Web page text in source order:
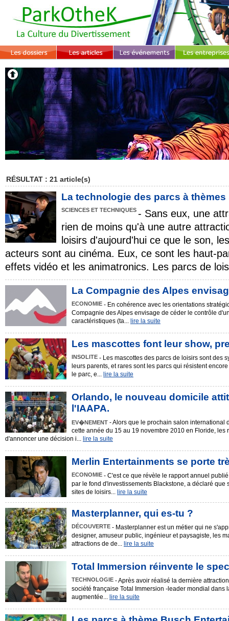
RÉSULTAT : 21 article(s)
La technologie des parcs à thèmes
SCIENCES ET TECHNIQUES - Sans eux, une
rien de moins qu'à une autre
loisirs d'aujourd'hui ce que le son,
acteurs sont au cinéma. Eux, ce sont les haut-
effets vidéo et les animatronics. Les parcs de
La Compagnie des Alpes
ECONOMIE - En cohérence avec les orientations
Compagnie des Alpes envisage de céder le contrôle
caractéristiques (ta... lire la suite
Les mascottes font leur show,
INSOLITE - Les mascottes des parcs de loisirs sont des
leurs parents, et rares sont les parcs qui résistent
le parc, e... lire la suite
Orlando, le nouveau domicile
l'IAAPA.
EV�NEMENT - Alors que le prochain salon international
cette année du 15 au 19 novembre 2010 en Floride, les
d'annoncer une décision i... lire la suite
Merlin Entertainments se porte
ECONOMIE - C'est ce que révèle le rapport annuel
par le fond d'investissements Blackstone, a déclaré
sites de loisirs... lire la suite
Masterplanner, qui es-tu ?
DÉCOUVERTE - Masterplanner est un métier qui ne
designer, amuseur public, ingénieur et paysagiste, les
attractions de de... lire la suite
Total Immersion réinvente le
TECHNOLOGIE - Après avoir réalisé la dernière
société française Total Immersion -leader mondial
augmentée... lire la suite